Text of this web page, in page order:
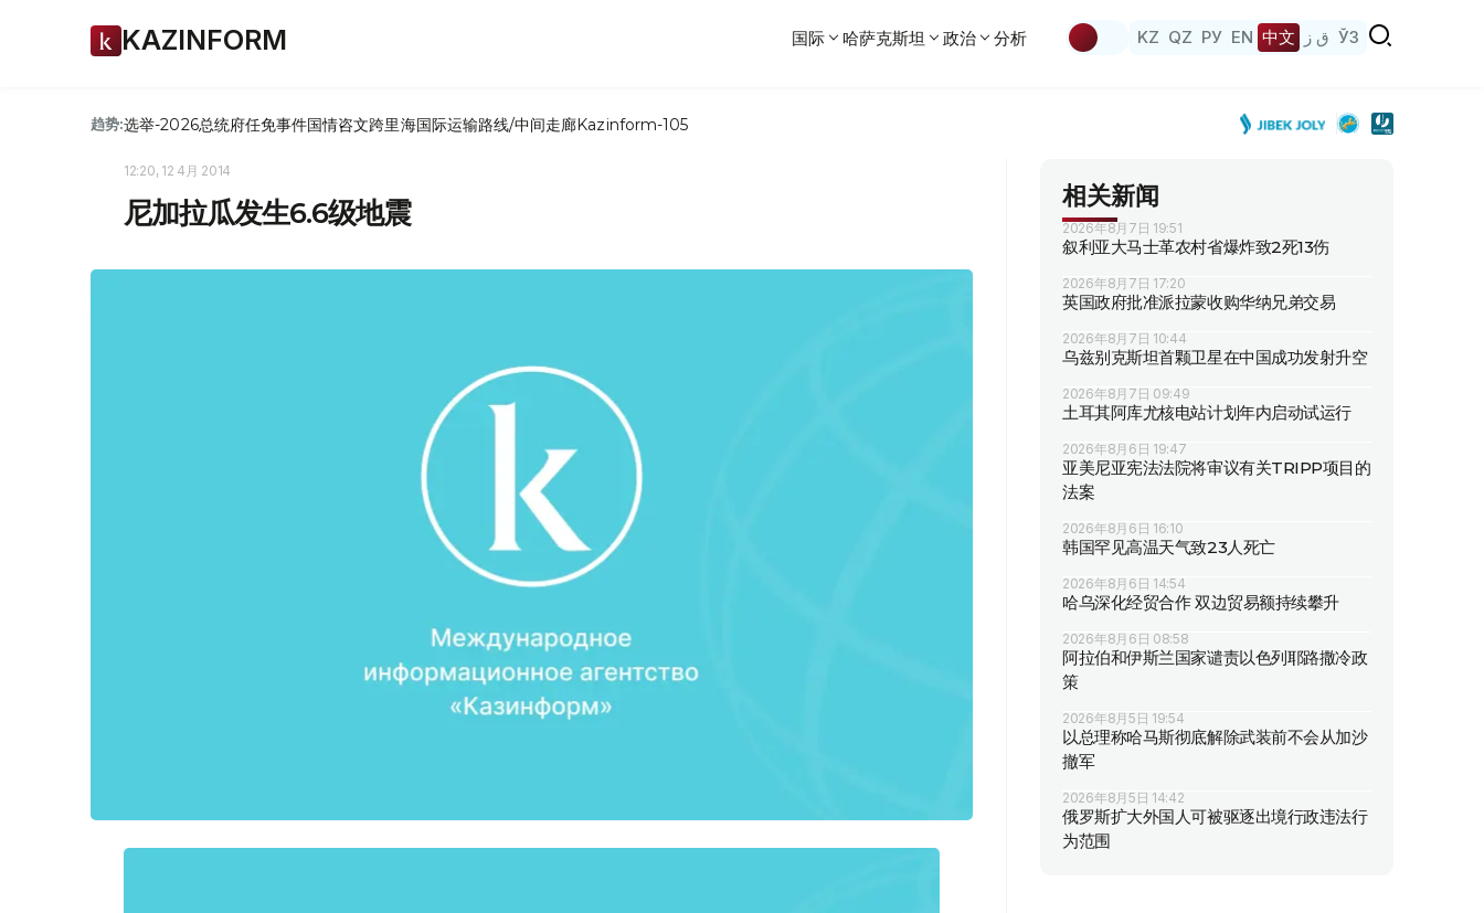
KAZINFORM 国际 哈萨克斯坦 政治 分析 KZ QZ РУ EN 中文 ق ز ЎЗ
趋势:选举-2026总统府任免事件国情咨文跨里海国际运输路线/中间走廊Kazinform-105
12:20, 12 4月 2014
尼加拉瓜发生6.6级地震 相关新闻
2026年8月7日 19:51
叙利亚大马士革农村省爆炸致2死13伤
2026年8月7日 17:20
英国政府批准派拉蒙收购华纳兄弟交易
2026年8月7日 10:44
乌兹别克斯坦首颗卫星在中国成功发射升空
2026年8月7日 09:49
土耳其阿库尤核电站计划年内启动试运行
2026年8月6日 19:47
亚美尼亚宪法法院将审议有关TRIPP项目的
法案
2026年8月6日 16:10
韩国罕见高温天气致23人死亡
2026年8月6日 14:54
哈乌深化经贸合作 双边贸易额持续攀升
2026年8月6日 08:58
阿拉伯和伊斯兰国家谴责以色列耶路撒冷政
策
2026年8月5日 19:54
以总理称哈马斯彻底解除武装前不会从加沙
撤军
2026年8月5日 14:42
俄罗斯扩大外国人可被驱逐出境行政违法行
为范围